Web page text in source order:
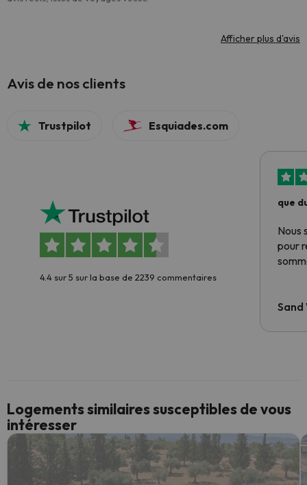
Afficher plus d'avis
Avis de nos clients
Trustpilot Esquiades.com
4.4 sur 5 sur la base de 2239 commentaires
que
Nous
pour
Sand
Logements similaires susceptibles de vous
intéresser